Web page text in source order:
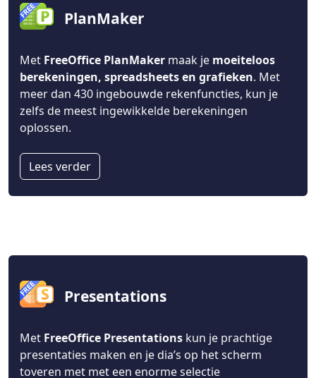
PlanMaker
Met FreeOffice PlanMaker maak je moeiteloos
berekeningen, spreadsheets en grafieken. Met
meer dan 430 ingebouwde rekenfuncties, kun je
zelfs de meest ingewikkelde berekeningen
oplossen.
Lees verder
Presentations
Met FreeOffice Presentations kun je prachtige
presentaties maken en je dia’s op het scherm
toveren met met een enorme selectie